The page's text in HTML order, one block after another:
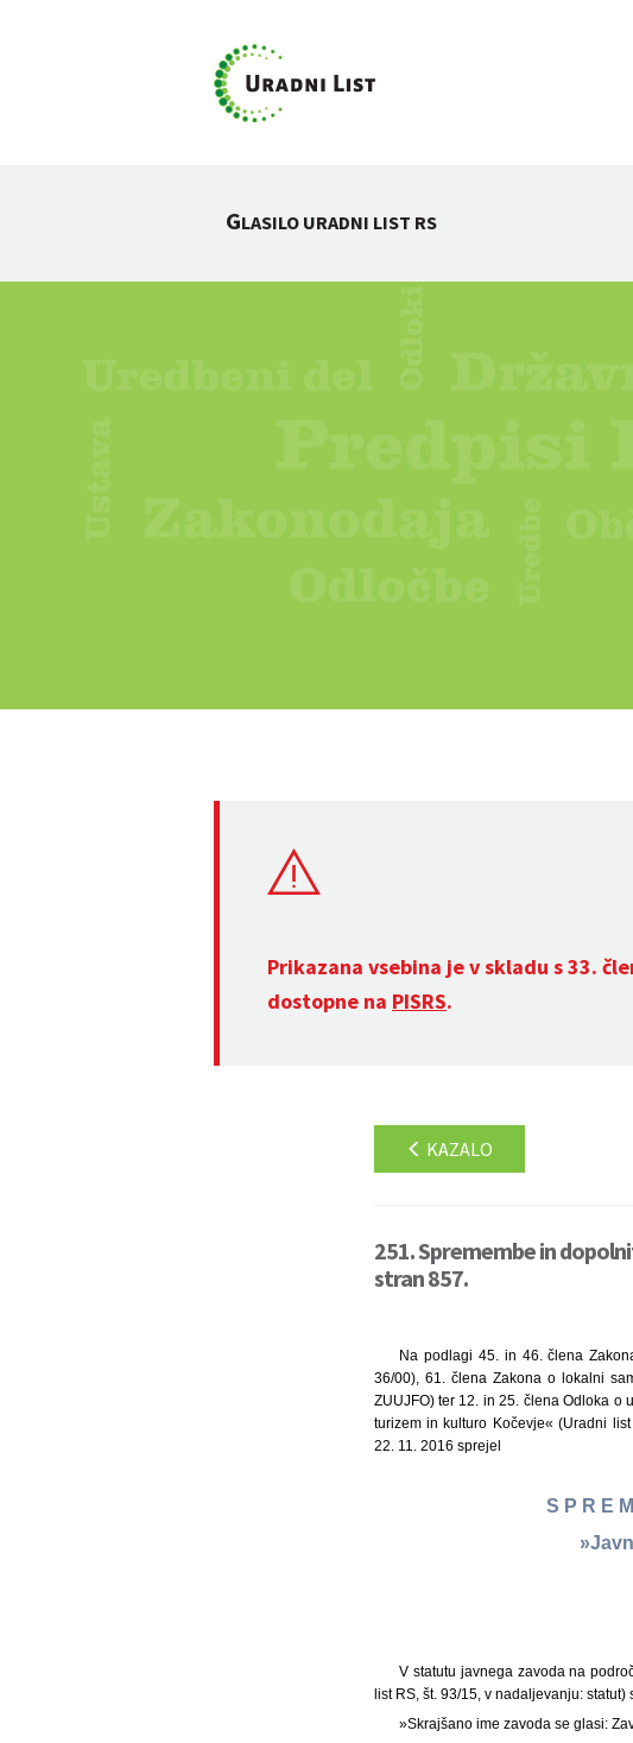
GLASILO URADNI LIST RS
Prikazana vsebina je v skladu s 33.
dostopne na PISRS.
KAZALO
251. Spremembe in
stran 857.
Na podlagi 45. in 46. člena
36/00), 61. člena Zakona o lokalni
ZUUJFO) ter 12. in 25. člena Odloka o
turizem in kulturo Kočevje« (Uradni
22. 11. 2016 sprejel
S P R E
V statutu javnega zavoda na
list RS, št. 93/15, v nadaljevanju:
»Skrajšano ime zavoda se glasi: